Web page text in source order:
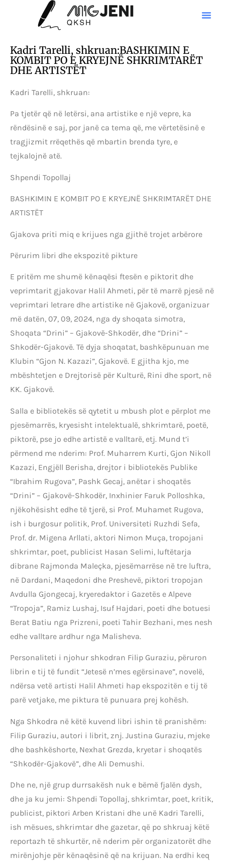
Kadri Tarelli, shkruan:BASHKIMIN E
KOMBIT PO E KRYEJNË SHKRIMTARËT
DHE ARTISTËT
Kadri Tarelli, shkruan:
Pa tjetër që në letërsi, ana artistike e një vepre, ka
rëndësinë e saj, por janë ca tema që, me vërtetësinë e
tragjizmit rrëqethës që mbartin brenda tyre, e
tejkalojnë atë.
Shpendi Topollaj
BASHKIMIN E KOMBIT PO E KRYEJNË SHKRIMTARËT DHE
ARTISTËT
Gjakova priti miq e krijues nga gjithë trojet arbërore
Përurim libri dhe ekspozitë pikture
E pritëm me shumë kënaqësi ftesën e piktorit dhe
veprimtarit gjakovar Halil Ahmeti, për të marrë pjesë në
veprimtari letrare dhe artistike në Gjakovë, organizuar
më datën, 07, 09, 2024, nga dy shoqata simotra,
Shoqata “Drini” – Gjakovë-Shkodër, dhe “Drini” –
Shkodër-Gjakovë. Të dyja shoqatat, bashkëpunuan me
Klubin “Gjon N. Kazazi”, Gjakovë. E gjitha kjo, me
mbështetjen e Drejtorisë për Kulturë, Rini dhe sport, në
KK. Gjakovë.
Salla e bibliotekës së qytetit u mbush plot e përplot me
pjesëmarrës, kryesisht intelektualë, shkrimtarë, poetë,
piktorë, pse jo edhe artistë e valltarë, etj. Mund t’i
përmend me nderim: Prof. Muharrem Kurti, Gjon Nikoll
Kazazi, Engjëll Berisha, drejtor i bibliotekës Publike
“Ibrahim Rugova”, Pashk Gecaj, anëtar i shoqatës
“Drini” – Gjakovë-Shkodër, Inxhinier Faruk Polloshka,
njëkohësisht edhe të tjerë, si Prof. Muhamet Rugova,
ish i burgosur politik, Prof. Universiteti Ruzhdi Sefa,
Prof. dr. Migena Arllati, aktori Nimon Muça, tropojani
shkrimtar, poet, publicist Hasan Selimi, luftëtarja
dibrane Rajmonda Maleçka, pjesëmarrëse në tre luftra,
në Dardani, Maqedoni dhe Preshevë, piktori tropojan
Avdulla Gjongecaj, kryeredaktor i Gazetës e Alpeve
“Tropoja”, Ramiz Lushaj, Isuf Hajdari, poeti dhe botuesi
Berat Batiu nga Prizreni, poeti Tahir Bezhani, mes nesh
edhe valltare ardhur nga Malisheva.
Personaliteti i njohur shkodran Filip Guraziu, përuron
librin e tij të fundit “Jetesë n’mes egërsinave”, novelë,
ndërsa vetë artisti Halil Ahmeti hap ekspozitën e tij të
parë vetjake, me piktura të punuara prej kohësh.
Nga Shkodra në këtë kuvend libri ishin të pranishëm:
Filip Guraziu, autori i librit, znj. Justina Guraziu, mjeke
dhe bashkëshorte, Nexhat Grezda, kryetar i shoqatës
“Shkodër-Gjakovë”, dhe Ali Demushi.
Dhe ne, një grup durrsakësh nuk e bëmë fjalën dysh,
dhe ja ku jemi: Shpendi Topollaj, shkrimtar, poet, kritik,
publicist, piktori Arben Kristani dhe unë Kadri Tarelli,
ish mësues, shkrimtar dhe gazetar, që po shkruaj këtë
reportazh të shkurtër, në nderim për organizatorët dhe
mirënjohje për kënaqësinë që na krijuan. Na erdhi keq